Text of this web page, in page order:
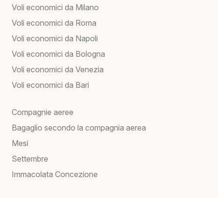
Voli economici da Milano
Voli economici da Roma
Voli economici da Napoli
Voli economici da Bologna
Voli economici da Venezia
Voli economici da Bari
Compagnie aeree
Bagaglio secondo la compagnia aerea
Mesi
Settembre
Immacolata Concezione